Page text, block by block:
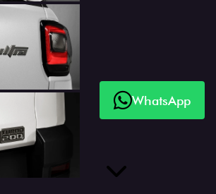
WhatsApp